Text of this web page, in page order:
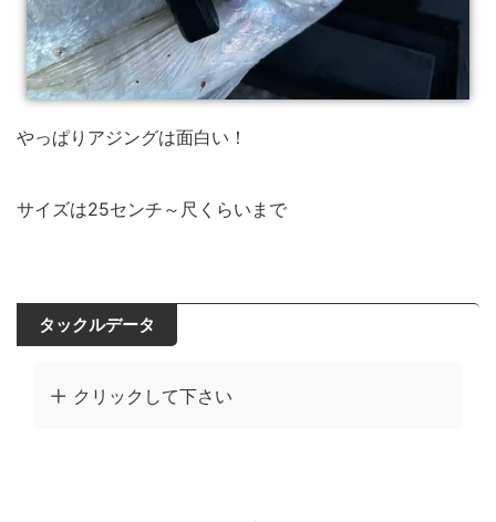
やっぱりアジングは面白い！
サイズは25センチ～尺くらいまで
タックルデータ
クリックして下さい